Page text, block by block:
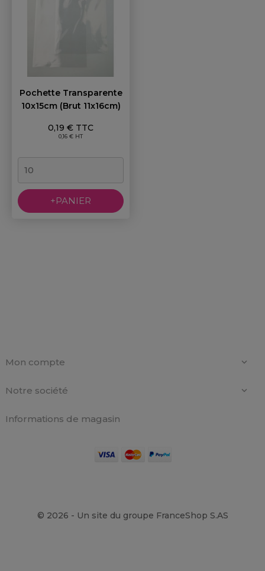
Pochette Transparente
10x15cm (brut 11x16cm)
0,19 € TTC
0,16 € HT
+PANIER
Mon compte 
Notre société 
Informations de magasin
© 2026 - Un site du groupe FranceShop S.AS